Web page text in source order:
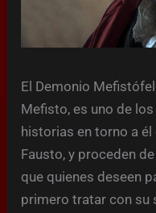
El Demonio
Mefisto, es uno de
historias en torno a
Fausto, y proceden
que quienes deseen
primero tratar con su